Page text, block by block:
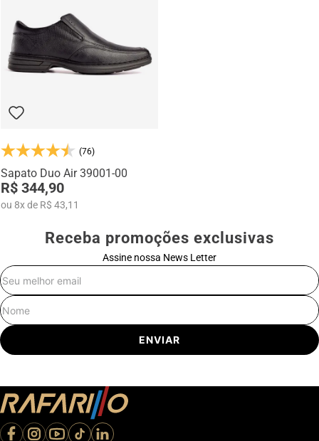
mocassins e sapatênis com tecnologia de elevação interna,
desenvolvidos para garantir mais confiança, postura e estilo em
qualquer momento do dia.
(76)
Sapato Duo Air 39001-00
R$ 344,90
ou 8xde R$ 43,11
Receba promoções exclusivas
Assine nossa News Letter
ENVIAR